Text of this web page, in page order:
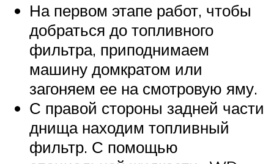
На первом этапе работ, чтобы
добраться до топливного
фильтра, приподнимаем
машину домкратом или
загоняем ее на смотровую яму.
С правой стороны задней части
днища находим топливный
фильтр. С помощью